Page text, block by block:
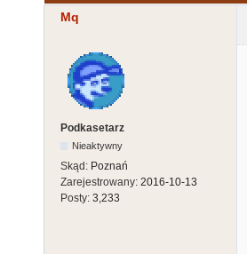
Mq
Podkasetarz
Nieaktywny
Skąd: Poznań
Zarejestrowany: 2016-10-13
Posty: 3,233